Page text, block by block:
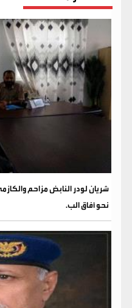
شريان لودر النابض مزاحم
نحو آفاق الب.